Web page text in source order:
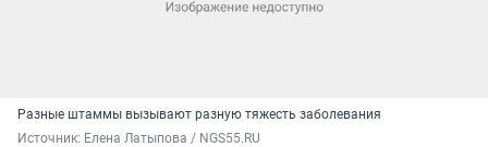
Разные штаммы вызывают разную тяжесть заболевания
Источник: Елена Латыпова / NGS55.RU